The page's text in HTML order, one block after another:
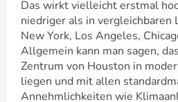
Das wirkt vielleicht erstmal
niedriger als in vergleichbaren
New York, Los Angeles,
Allgemein kann man sagen,
Zentrum von Houston in
liegen und mit allen
Annehmlichkeiten wie